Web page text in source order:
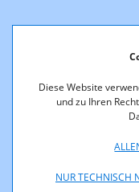
Diese Website
und zu Ihren
NUR TECHNISCH
(0)800, (0)810,